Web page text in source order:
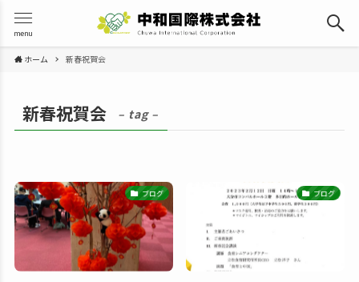
menu
ホーム 新春祝賀会
新春祝賀会 – tag –
ブログ ブログ